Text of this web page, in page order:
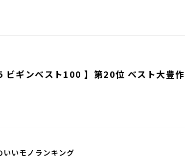
ビギンベスト100 】第20位 ベスト大豊作
いいモノランキング